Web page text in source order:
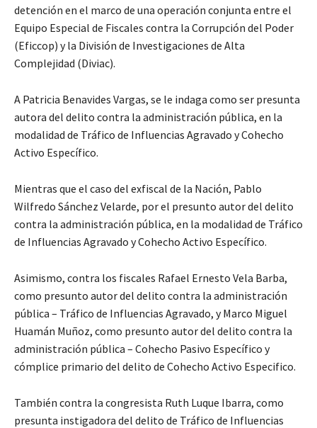
detención en el marco de una operación conjunta entre el
Equipo Especial de Fiscales contra la Corrupción del Poder
(Eficcop) y la División de Investigaciones de Alta
Complejidad (Diviac).
A Patricia Benavides Vargas, se le indaga como ser presunta
autora del delito contra la administración pública, en la
modalidad de Tráfico de Influencias Agravado y Cohecho
Activo Específico.
Mientras que el caso del exfiscal de la Nación, Pablo
Wilfredo Sánchez Velarde, por el presunto autor del delito
contra la administración pública, en la modalidad de Tráfico
de Influencias Agravado y Cohecho Activo Específico.
Asimismo, contra los fiscales Rafael Ernesto Vela Barba,
como presunto autor del delito contra la administración
pública – Tráfico de Influencias Agravado, y Marco Miguel
Huamán Muñoz, como presunto autor del delito contra la
administración pública – Cohecho Pasivo Específico y
cómplice primario del delito de Cohecho Activo Especifico.
También contra la congresista Ruth Luque Ibarra, como
presunta instigadora del delito de Tráfico de Influencias